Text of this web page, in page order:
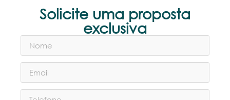
Solicite uma proposta
exclusiva